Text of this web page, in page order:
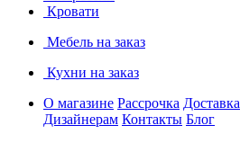
Кровати
Мебель на заказ
Кухни на заказ
О магазине Рассрочка Доставка
Дизайнерам Контакты Блог